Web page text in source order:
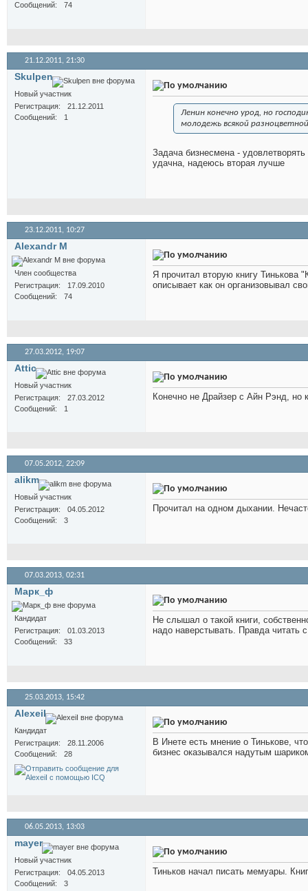
Сообщений
74
21.12.2011, 21:30
Skulpen
Новый участник
Регистрация
21.12.2011
Сообщений
1
Ленин конечно урод, но
молодежь всякой
Задача бизнесмена -
удачна, надеюсь вторая лучше
23.12.2011, 10:27
Alexandr M
Член сообщества
Регистрация
17.09.2010
Сообщений
74
Я прочитал вторую книгу Тинькова
описывает как он организовывал
27.03.2012, 19:07
Attic
Новый участник
Регистрация
27.03.2012
Сообщений
1
Конечно не Драйзер с Айн Рэнд, но
07.05.2012, 22:09
alikm
Новый участник
Регистрация
04.05.2012
Сообщений
3
Прочитал на одном дыхании.
07.03.2013, 02:31
Марк_ф
Кандидат
Регистрация
01.03.2013
Сообщений
33
Не слышал о такой книги,
надо наверстывать. Правда
25.03.2013, 15:42
AlexeiI
Кандидат
Регистрация
28.11.2006
Сообщений
28
В Инете есть мнение о Тинькове,
бизнес оказывался надутым
06.05.2013, 13:03
mayer
Новый участник
Регистрация
04.05.2013
Сообщений
3
Тиньков начал писать мемуары.